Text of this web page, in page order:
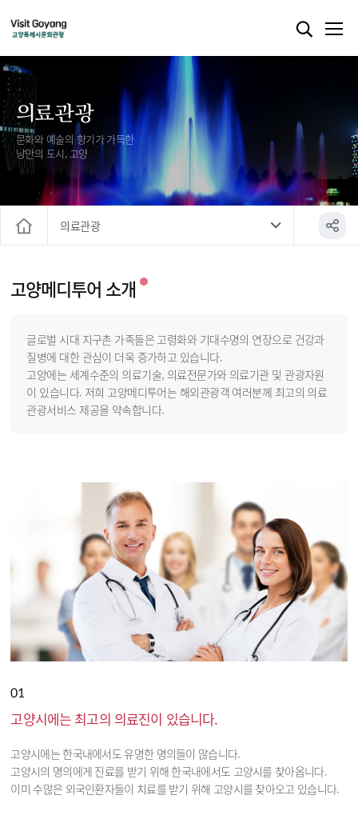
의료관광
문화와 예술의 향기가 가득한
낭만의 도시, 고양
의료관광
고양메디투어 소개
글로벌 시대 지구촌 가족들은 고령화와 기대수명의 연장으로 건강과
질병에 대한 관심이 더욱 증가하고 있습니다.
고양에는 세계수준의 의료기술, 의료전문가와 의료기관 및 관광자원
이 있습니다. 저희 고양메디투어는 해외관광객 여러분께 최고의 의료
관광서비스 제공을 약속합니다.
01
고양시에는 최고의 의료진이 있습니다.
고양시에는 한국내에서도 유명한 명의들이 많습니다.
고양시의 명의에게 진료를 받기 위해 한국내에서도 고양시를 찾아옵니다.
이미 수많은 외국인환자들이 치료를 받기 위해 고양시를 찾아오고 있습니다.